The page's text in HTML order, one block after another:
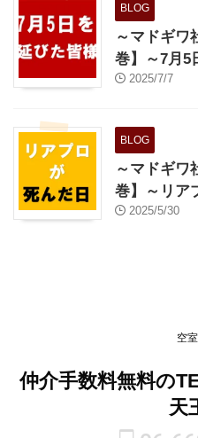
BLOG
～マドギワ
巻】～7月5
2025/7/7
BLOG
～マドギワ
巻】～リア
2025/5/30
空
仲介手数料無料の
天